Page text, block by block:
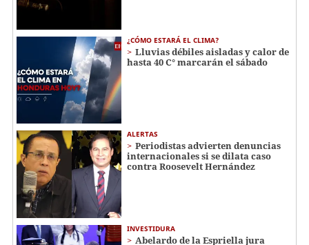
¿CÓMO ESTARÁ EL CLIMA?
Lluvias débiles aisladas y calor de
hasta 40 C° marcarán el sábado
ALERTAS
Periodistas advierten denuncias
internacionales si se dilata caso
contra Roosevelt Hernández
INVESTIDURA
Abelardo de la Espriella jura